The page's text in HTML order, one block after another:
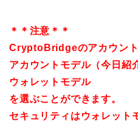
＊＊注意＊＊
CryptoBridgeのアカウント
アカウントモデル（今日紹
ウォレットモデル
を選ぶことができます。
セキュリティはウォレット